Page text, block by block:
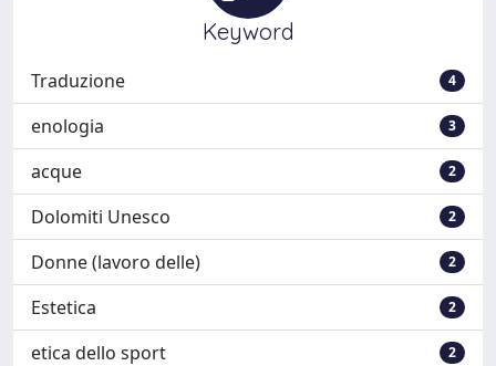
Keyword
Traduzione 4
enologia 3
acque 2
Dolomiti Unesco 2
Donne (lavoro delle) 2
Estetica 2
etica dello sport 2